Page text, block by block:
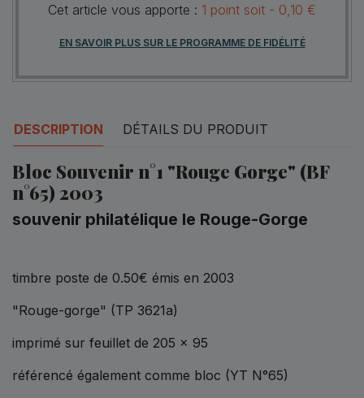
Cet article vous apporte : 1 point soit - 0,10 €
EN SAVOIR PLUS SUR LE PROGRAMME DE FIDÉLITÉ
DESCRIPTION DÉTAILS DU PRODUIT
Bloc Souvenir n°1 "Rouge Gorge" (BF
n°65) 2003
souvenir philatélique le Rouge-Gorge
timbre poste de 0.50€ émis en 2003
"Rouge-gorge" (TP 3621a)
imprimé sur feuillet de 205 x 95
référencé également comme bloc (YT N°65)